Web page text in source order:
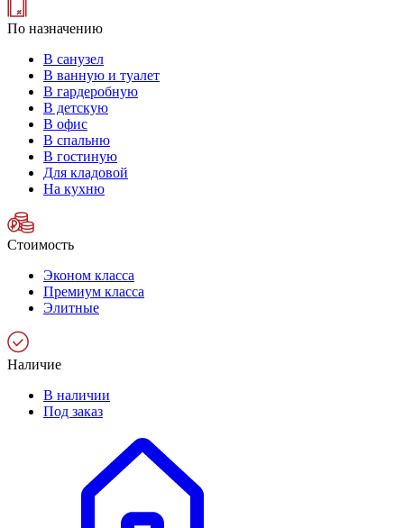
По назначению
В санузел
В ванную и туалет
В гардеробную
В детскую
В офис
В спальню
В гостиную
Для кладовой
На кухню
Стоимость
Эконом класса
Премиум класса
Элитные
Наличие
В наличии
Под заказ